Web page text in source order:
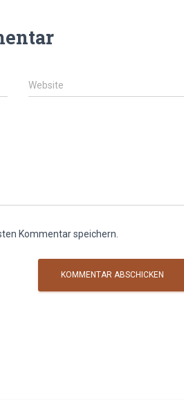
Website
Kommentar speichern.